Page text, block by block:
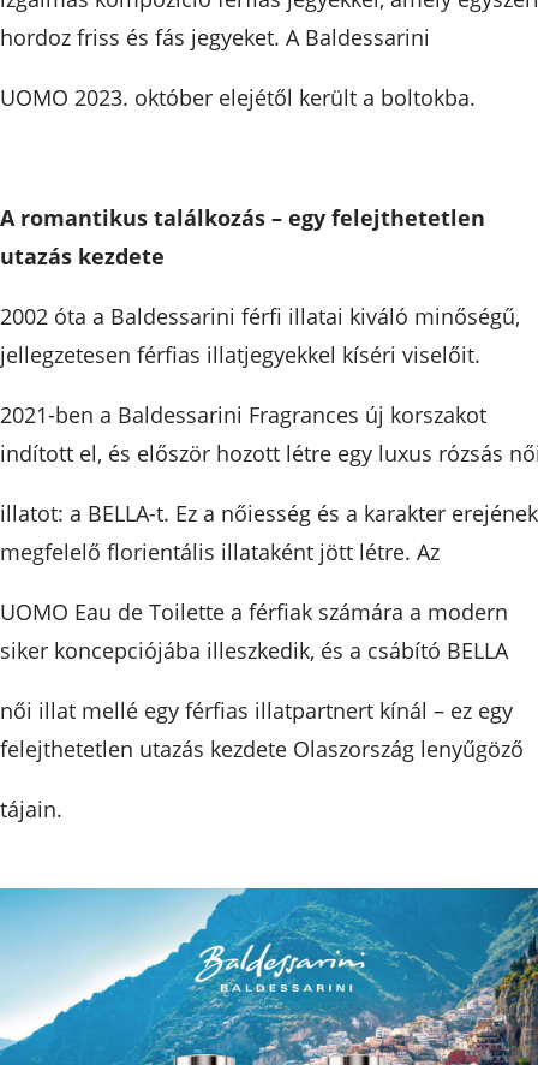
hordoz friss és fás jegyeket. A Baldessarini
UOMO 2023. október elejétől került a boltokba.
A romantikus találkozás – egy felejthetetlen
utazás kezdete
2002 óta a Baldessarini férfi illatai kiváló minőségű,
jellegzetesen férfias illatjegyekkel kíséri viselőit.
2021-ben a Baldessarini Fragrances új korszakot
indított el, és először hozott létre egy luxus rózsás
illatot: a BELLA-t. Ez a nőiesség és a karakter erejének
megfelelő florientális illataként jött létre. Az
UOMO Eau de Toilette a férfiak számára a modern
siker koncepciójába illeszkedik, és a csábító BELLA
női illat mellé egy férfias illatpartnert kínál – ez egy
felejthetetlen utazás kezdete Olaszország lenyűgöző
tájain.